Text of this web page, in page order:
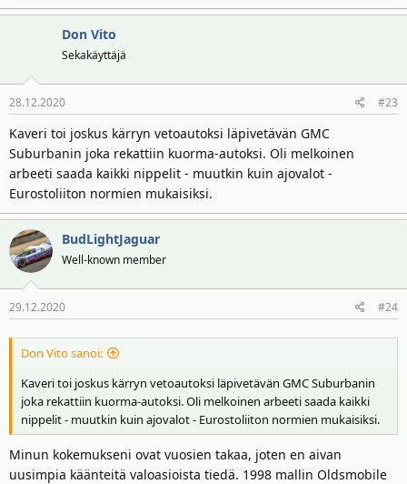
a
o
t
Don Vito
Sekakäyttäjä
28.12.2020 #23
Kaveri toi joskus kärryn vetoautoksi läpivetävän GMC
Suburbanin joka rekattiin kuorma-autoksi. Oli melkoinen
arbeeti saada kaikki nippelit - muutkin kuin ajovalot -
Eurostoliiton normien mukaisiksi.
BudLightJaguar
Well-known member
29.12.2020 #24
Don Vito sanoi:
Kaveri toi joskus kärryn vetoautoksi läpivetävän GMC Suburbanin
joka rekattiin kuorma-autoksi. Oli melkoinen arbeeti saada kaikki
nippelit - muutkin kuin ajovalot - Eurostoliiton normien mukaisiksi.
Minun kokemukseni ovat vuosien takaa, joten en aivan
uusimpia käänteitä valoasioista tiedä. 1998 mallin Oldsmobile